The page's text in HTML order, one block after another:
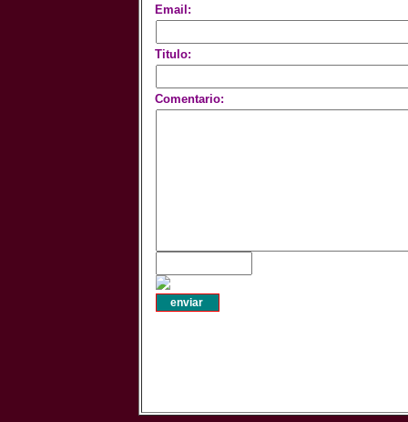
Email:
Titulo:
Comentario: